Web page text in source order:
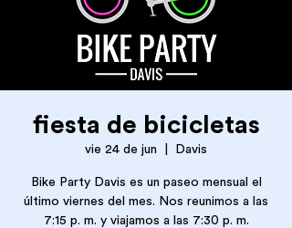
fiesta de bicicletas
vie 24 de jun Davis
Bike Party Davis es un paseo mensual el
último viernes del mes. Nos reunimos a las
7:15 p. m. y viajamos a las 7:30 p. m.